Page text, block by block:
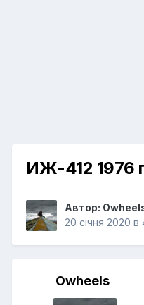
ИЖ-412 1976
Автор:
20 січня 2020 в
Owheels